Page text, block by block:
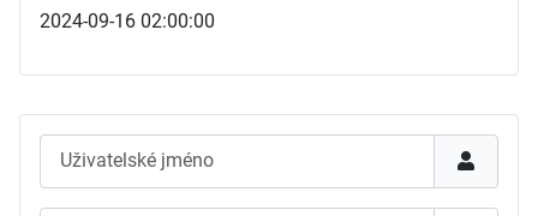
2024-09-16 02:00:00